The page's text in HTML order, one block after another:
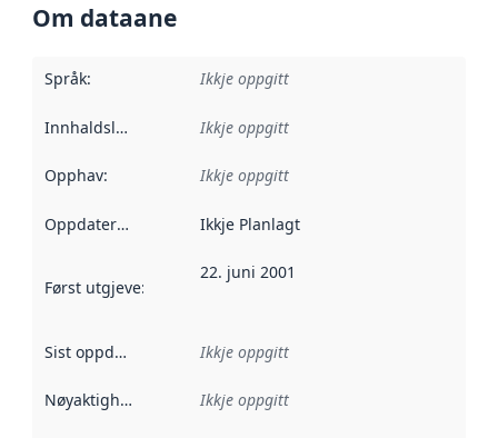
Om dataane
Språk: Ikkje oppgitt
Innhaldsleverandørar :
Ikkje oppgitt
Opphav: Ikkje oppgitt
Oppdateringsfrekvens :
Ikkje Planlagt
Først utgjeve: Denne datoen seier når dataa i dette
22. juni 2001
Sist oppdatert Ikkje oppgitt
Nøyaktigheit Ikkje oppgitt